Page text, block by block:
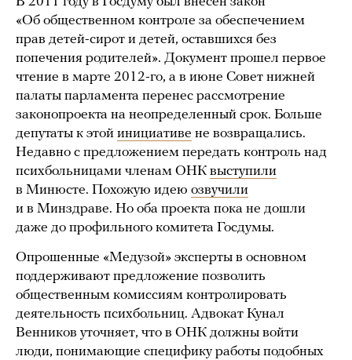
«Об общественном контроле за обеспечением
прав детей-сирот и детей, оставшихся без
попечения родителей». Документ прошел первое
чтение в марте 2012-го, а в июне Совет нижней
палаты парламента перенес рассмотрение
законопроекта на неопределенный срок. Больше
депутаты к этой инициативе не возвращались.
Недавно с предложением передать контроль над
психбольницами членам ОНК выступили
в Минюсте. Похожую идею озвучили
и в Минздраве. Но оба проекта пока не дошли
даже до профильного комитета Госдумы.
Опрошенные «Медузой» эксперты в основном
поддерживают предложение позволить
общественным комиссиям контролировать
деятельность психбольниц. Адвокат Кунал
Венников уточняет, что в ОНК должны войти
люди, понимающие специфику работы подобных